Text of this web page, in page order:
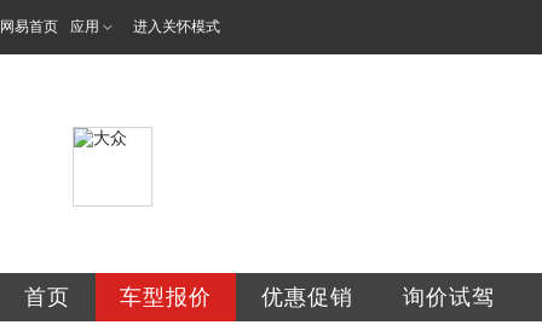
网易首页 应用 进入关怀模式
首页 车型报价 优惠促销 询价试驾